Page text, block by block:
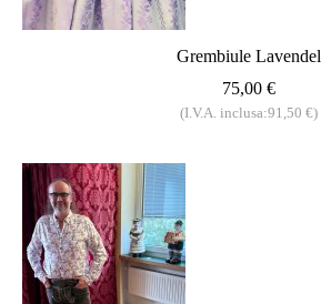
Grembiule Lavendel
75,00 €
(I.V.A. inclusa:91,50 €)